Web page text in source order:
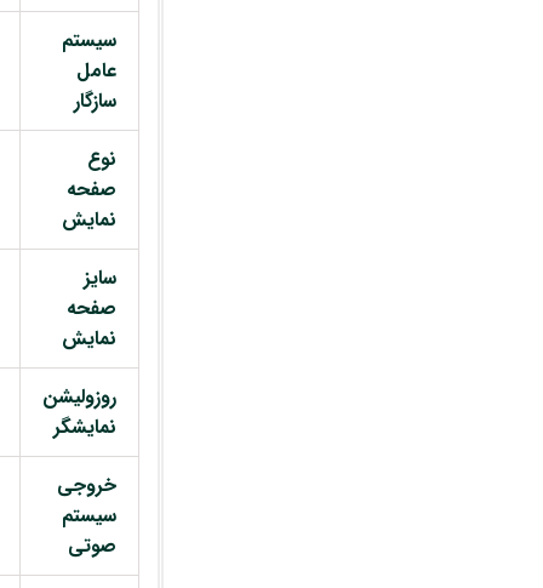
سیستم
عامل
سازگار
نوع
صفحه
نمایش
سایز
صفحه
نمایش
روزولیشن
نمایشگر
خروجی
سیستم
صوتی